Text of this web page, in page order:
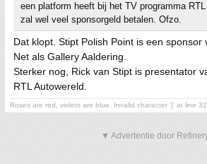
een platform heeft bij het TV programma
zal wel veel sponsorgeld betalen. Ofzo.
Dat klopt. Stipt Polish Point is een sponsor
Net als Gallery Aaldering.
Sterker nog, Rick van Stipt is presentator
RTL Autowereld.
Roses are red, violets are blue. Invalid character '}' at line 32
▼ Advertentie door